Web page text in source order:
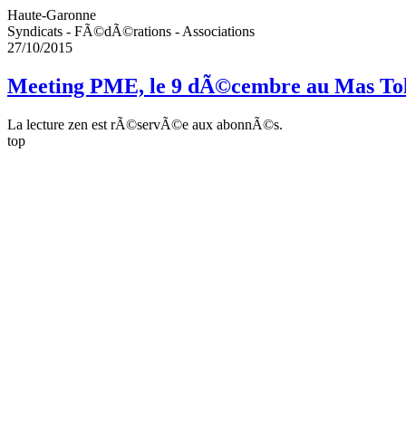
Haute-Garonne
Syndicats - FÃ©dÃ©rations - Associations
27/10/2015
Meeting PME, le 9 dÃ©cembre au Mas
La lecture zen est rÃ©servÃ©e aux abonnÃ©s.
top